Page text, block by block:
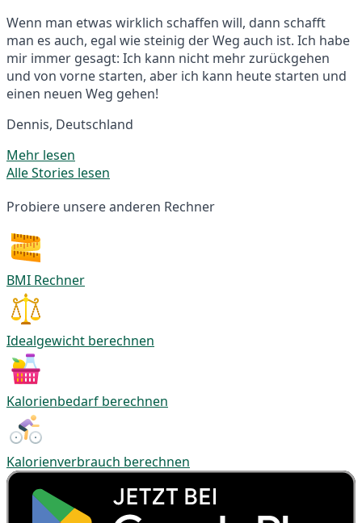
Wenn man etwas wirklich schaffen will, dann schafft
man es auch, egal wie steinig der Weg auch ist. Ich habe
mir immer gesagt: Ich kann nicht mehr zurückgehen
und von vorne starten, aber ich kann heute starten und
einen neuen Weg gehen!
Dennis, Deutschland
Mehr lesen
Alle Stories lesen
Probiere unsere anderen Rechner
BMI Rechner
Idealgewicht berechnen
Kalorienbedarf berechnen
Kalorienverbrauch berechnen